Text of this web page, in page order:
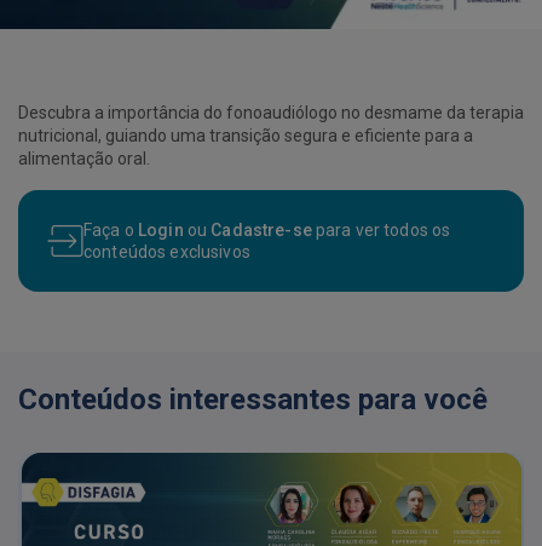
Descubra a importância do fonoaudiólogo no desmame da terapia
nutricional, guiando uma transição segura e eficiente para a
alimentação oral.
Faça o Login ou Cadastre-separa ver todos os
conteúdos exclusivos
Conteúdos interessantes para você